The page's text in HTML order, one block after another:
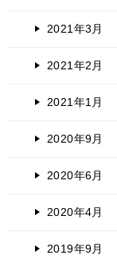
2021年3月
2021年2月
2021年1月
2020年9月
2020年6月
2020年4月
2019年9月